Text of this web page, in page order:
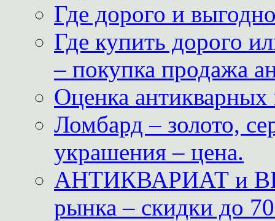
Где дорого и
Где купить дорого
– покупка продажа
Оценка антикварных
Ломбард – золото,
украшения – цена.
АНТИКВАРИАТ и
рынка – скидки до